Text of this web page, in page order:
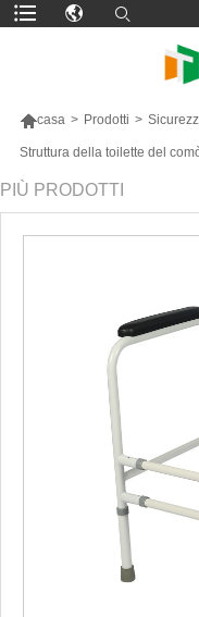
casa > Prodotti >
Struttura della toilette del
PIÙ PRODOTTI